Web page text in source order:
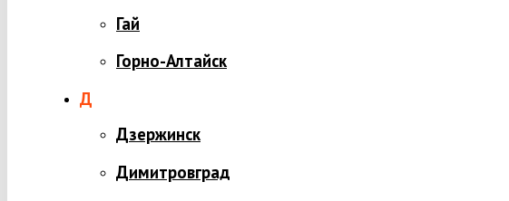
Гай
Горно-Алтайск
Д
Дзержинск
Димитровград